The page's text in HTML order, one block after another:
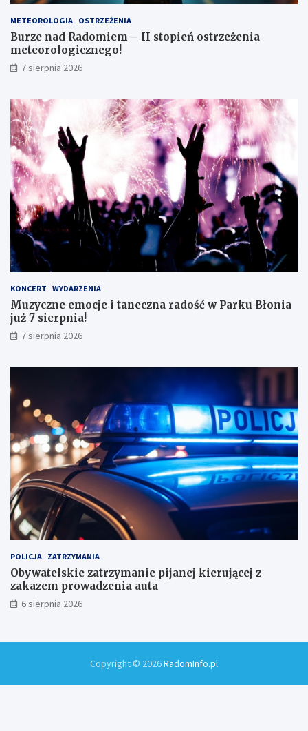
ó
s
m
o
k
l
i
s
t
ę
z
d
o
s
k
o
n
a
ł
m
i
w
y
k
a
m
e
o
r
o
l
o
c
z
n
e
g
o
!
METEOROLOGIA OSTRZEŻENIA
Burze nad Radomiem – II stopień ostrzeżenia
meteorologicznego!
7 sierpnia 2026
KONCERT WYDARZENIA
Muzyczne emocje i taneczna radość w Parku Błonia
już 7 sierpnia!
7 sierpnia 2026
POLICJA ZATRZYMANIA
Obywatelskie zatrzymanie pijanej kierującej z
zakazem prowadzenia auta
6 sierpnia 2026
Copyright © 2026RadomInfo.pl